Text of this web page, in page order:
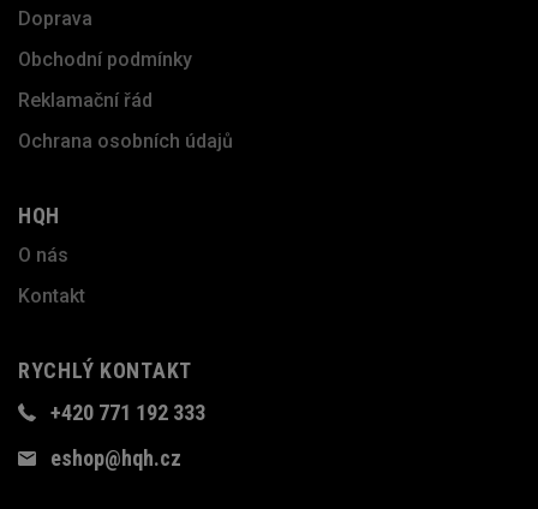
Doprava
Obchodní podmínky
Reklamační řád
Ochrana osobních údajů
HQH
O nás
Kontakt
RYCHLÝ KONTAKT
+420 771 192 333
eshop@hqh.cz